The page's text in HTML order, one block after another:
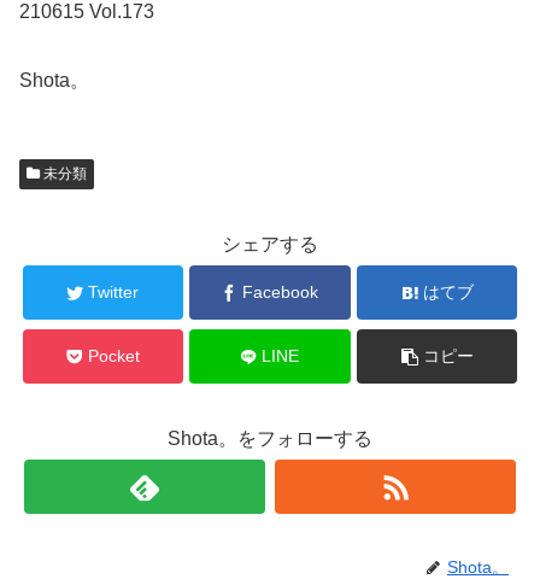
210615 Vol.173
Shota。
未分類
シェアする
Twitter Facebook はてブ
Pocket LINE コピー
Shota。をフォローする
Shota。